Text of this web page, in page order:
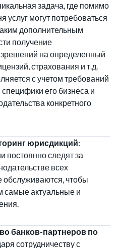
задача, где помимо
услуг могут потребоваться
дополнительным
получение
на определенный
страхования и т.д.
с учетом требований
его бизнеса и
конкретного
юрисдикций:
постоянно следят за
всех
обслуживаются, чтобы
самые актуальные и
банков-партнеров по
сотрудничеству с